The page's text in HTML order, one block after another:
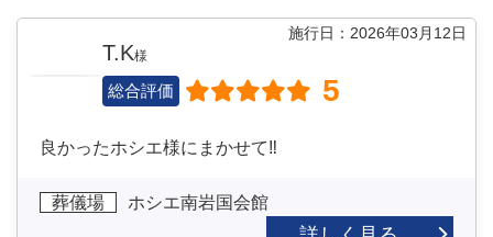
施行日：2026年03月12日
T.K様
総合評価 5
良かったホシエ様にまかせて‼
葬儀場 ホシエ南岩国会館